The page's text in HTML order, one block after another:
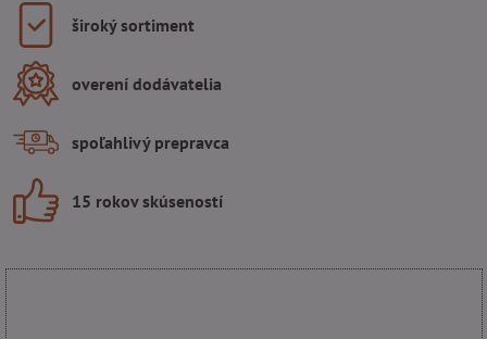
široký sortiment
overení dodávatelia
spoľahlivý prepravca
15 rokov skúseností